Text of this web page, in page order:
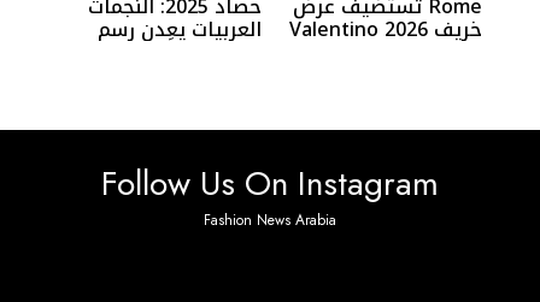
خريف 2026 Valentino العربيات يعِدن رسم
خريطة السفراء
Follow Us On Instagram
Fashion News Arabia